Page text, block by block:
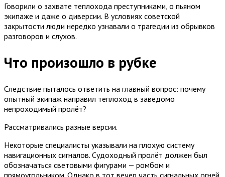
Говорили о захвате теплохода преступниками, о пьяном
экипаже и даже о диверсии. В условиях советской
закрытости люди нередко узнавали о трагедии из обрывков
разговоров и слухов.
Что произошло в рубке
Следствие пыталось ответить на главный вопрос: почему
опытный экипаж направил теплоход в заведомо
непроходимый пролёт?
Рассматривались разные версии.
Некоторые специалисты указывали на плохую систему
навигационных сигналов. Судоходный пролёт должен был
обозначаться световыми фигурами — ромбом и
прямоугольником. Однако в тот вечер часть сигнальных огней